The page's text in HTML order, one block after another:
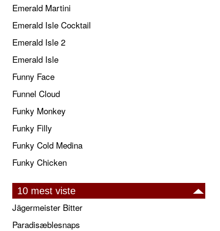
Emerald Martini
Emerald Isle Cocktail
Emerald Isle 2
Emerald Isle
Funny Face
Funnel Cloud
Funky Monkey
Funky Filly
Funky Cold Medina
Funky Chicken
10 mest viste
Jägermeister Bitter
Paradisæblesnaps